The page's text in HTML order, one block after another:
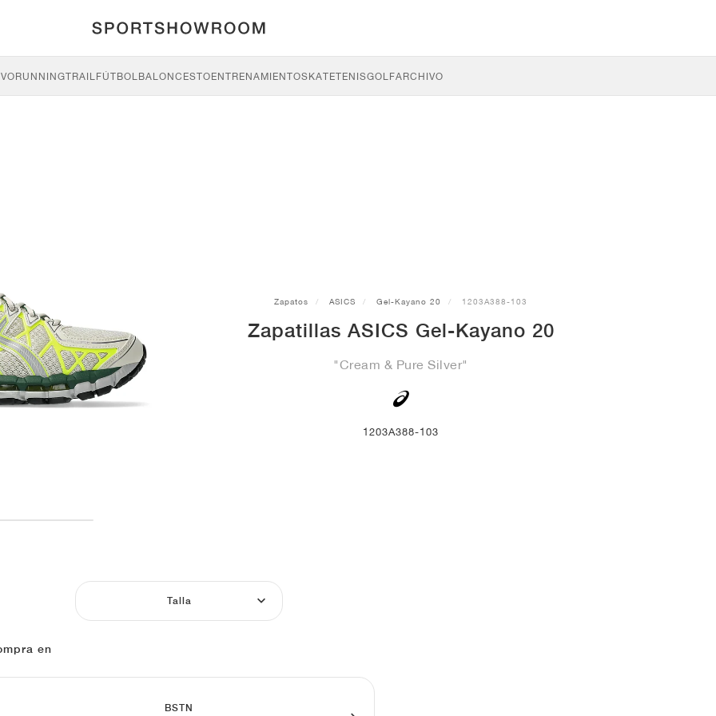
RUNNINGTRAILFÚTBOLBALONCESTOENTRENAMIENTOSKATETENISGOLFARCHIVO
Zapatos ASICS Gel-Kayano 20 1203A388-103
Zapatillas ASICS Gel-Kayano 20
"Cream & Pure Silver"
1203A388-103
Talla
en
BSTN